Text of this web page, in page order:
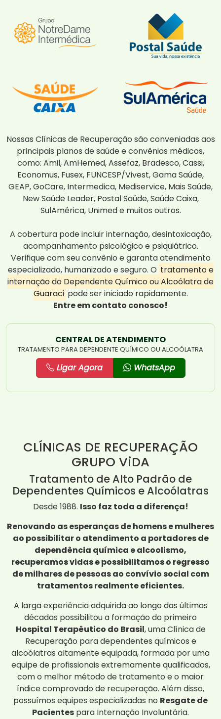
Nossas Clínicas de Recuperação são conveniadas aos
principais planos de saúde e convênios médicos,
como: Amil, AmHemed, Assefaz, Bradesco, Cassi,
Economus, Fusex, FUNCESP/Vivest, Gama Saúde,
GEAP, GoCare, Intermedica, Mediservice, Mais Saúde,
New Saúde Leader, Postal Saúde, Saúde Caixa,
SulAmérica, Unimed e muitos outros.
A cobertura pode incluir internação, desintoxicação,
acompanhamento psicológico e psiquiátrico.
Verifique com seu convênio e garanta atendimento
especializado, humanizado e seguro. O tratamento e
internação do Dependente Químico ou Alcoólatra de
Guaraci pode ser iniciado rapidamente.
Entre em contato conosco!
CENTRAL DE ATENDIMENTO
TRATAMENTO PARA DEPENDENTE QUÍMICO OU ALCOÓLATRA
Ligar Agora WhatsApp
CLÍNICAS DE RECUPERAÇÃO
GRUPO ViDA
Tratamento de Alto Padrão de
Dependentes Químicos e Alcoólatras
Desde 1988. Isso faz toda a diferença!
Renovando as esperanças de homens e mulheres
ao possibilitar o atendimento a portadores de
dependência química e alcoolismo,
recuperamos vidas e possibilitamos o regresso
de milhares de pessoas ao convívio social com
tratamentos realmente eficientes.
A larga experiência adquirida ao longo das últimas
décadas possibilitou a formação do primeiro
Hospital Terapêutico do Brasil, uma Clínica de
Recuperação para dependentes químicos e
alcoólatras altamente equipada, formada por uma
equipe de profissionais extremamente qualificados,
com o melhor método de tratamento e o maior
índice comprovado de recuperação. Além disso,
possuímos equipes especializadas no Resgate de
Pacientes para Internação Involuntária.